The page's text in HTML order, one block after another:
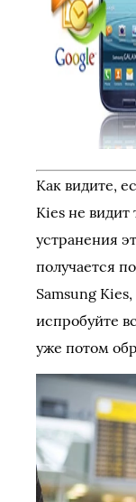
Как видите,
Kies не видит
устранения
получается
Samsung
испробуйте
уже потом